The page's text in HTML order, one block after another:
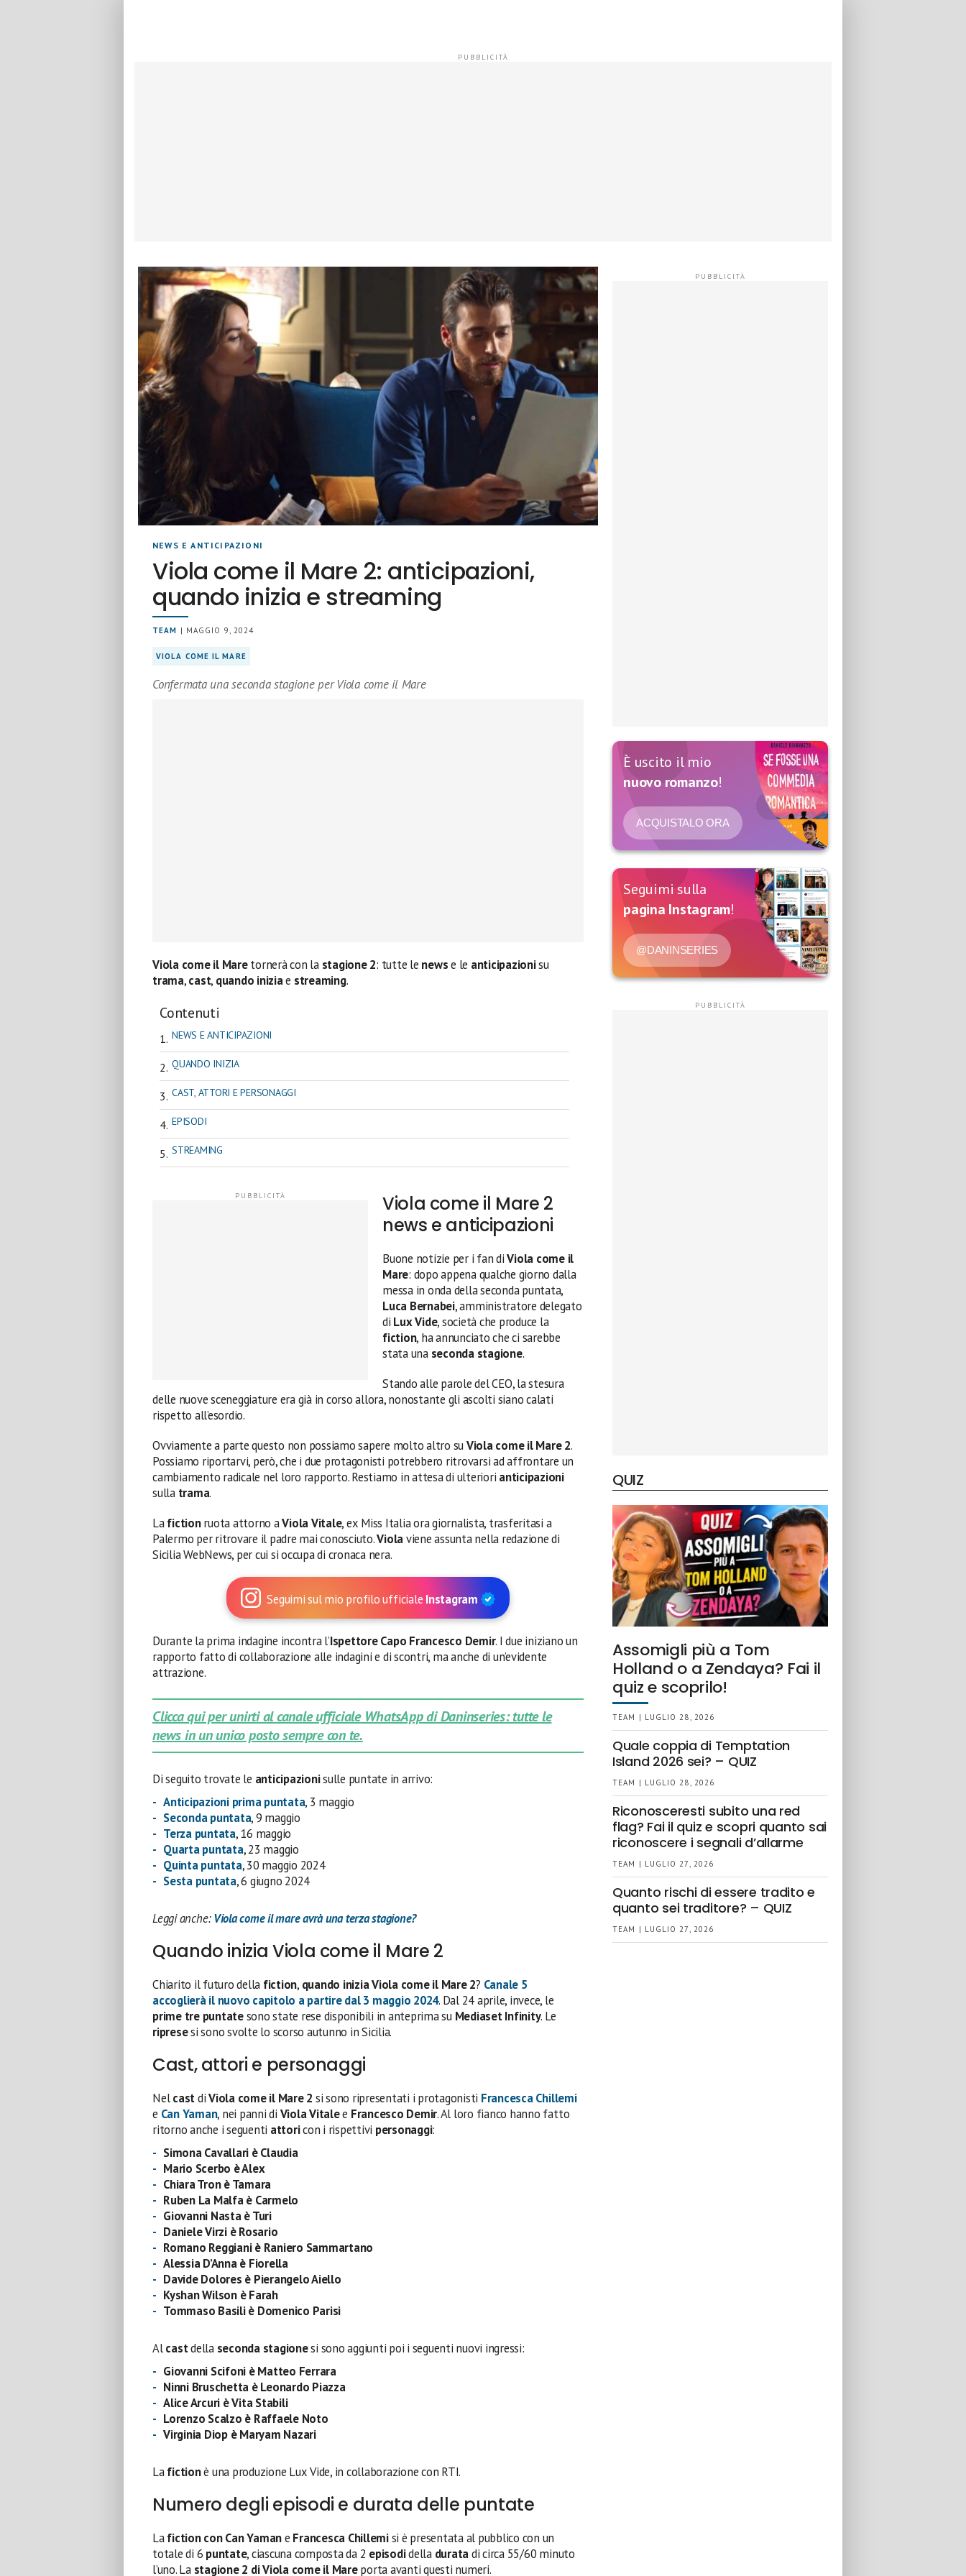
NEWS E ANTICIPAZIONI
Viola come il Mare 2: anticipazioni,
quando inizia e streaming
TEAM | MAGGIO 9, 2024
VIOLA COME IL MARE
Confermata una seconda stagione per Viola come il Mare
Viola come il Maretornerà con lastagione 2: tutte le newse le anticipazionisu
trama,cast, quando iniziae streaming.
Contenuti
NEWS E ANTICIPAZIONI
QUANDO INIZIA
CAST, ATTORI E PERSONAGGI
EPISODI
STREAMING
Viola come il Mare 2
news e anticipazioni
Buone notizie per i fan diViola come il
Mare: dopo appena qualche giorno dalla
messa in onda della seconda puntata,
Luca Bernabei, amministratore delegato
di Lux Vide, società che produce la
fiction, ha annunciato che ci sarebbe
stata una seconda stagione.
Stando alle parole del CEO, la stesura
delle nuove sceneggiature era già in corso allora, nonostante gli ascolti siano calati
rispetto all’esordio.
Ovviamente a parte questo non possiamo sapere molto altro suViola come il Mare 2.
Possiamo riportarvi, però, che i due protagonisti potrebbero ritrovarsi ad affrontare un
cambiamento radicale nel loro rapporto. Restiamo in attesa di ulteriori anticipazioni
sulla trama.
Lafictionruota attorno aViola Vitale, ex Miss Italia ora giornalista, trasferitasi a
Palermo per ritrovare il padre mai conosciuto.Violaviene assunta nella redazione di
Sicilia WebNews, per cui si occupa di cronaca nera.
Seguimi sul mio profilo ufficiale Instagram
Durante la prima indagine incontra l’Ispettore Capo Francesco Demir. I due iniziano un
rapporto fatto di collaborazione alle indagini e di scontri, ma anche di un’evidente
attrazione.
Clicca qui per unirti al canale ufficiale WhatsApp di Daninseries: tutte le
news in un unico posto sempre con te.
Di seguito trovate le anticipazionisulle puntate in arrivo:
Anticipazioni prima puntata, 3 maggio
Seconda puntata, 9 maggio
Terza puntata, 16 maggio
Quarta puntata, 23 maggio
Quinta puntata, 30 maggio 2024
Sesta puntata, 6 giugno 2024
Leggi anche:Viola come il mare avrà una terza stagione?
Quando inizia Viola come il Mare 2
Chiarito il futuro della fiction, quando inizia Viola come il Mare 2? Canale 5
accoglierà il nuovo capitolo a partire dal3 maggio 2024. Dal 24 aprile, invece, le
prime tre puntatesono state rese disponibili in anteprima su Mediaset Infinity. Le
ripresesi sono svolte lo scorso autunno in Sicilia.
Cast, attori e personaggi
NelcastdiViola come il Mare 2 si sono ripresentati i protagonisti Francesca Chillemi
e Can Yaman, nei panni di Viola Vitalee Francesco Demir. Al loro fianco hanno fatto
ritorno anche i seguenti attoricon i rispettivi personaggi:
Simona Cavallari è Claudia
Mario Scerbo è Alex
Chiara Tron è Tamara
Ruben La Malfa è Carmelo
Giovanni Nasta è Turi
Daniele Virzi è Rosario
Romano Reggiani è Raniero Sammartano
Alessia D’Anna è Fiorella
Davide Dolores è Pierangelo Aiello
Kyshan Wilson è Farah
Tommaso Basili è Domenico Parisi
Alcastdella seconda stagionesi sono aggiunti poi i seguenti nuovi ingressi:
Giovanni Scifoni è Matteo Ferrara
Ninni Bruschetta è Leonardo Piazza
Alice Arcuri è Vita Stabili
Lorenzo Scalzo è Raffaele Noto
Virginia Diop è Maryam Nazari
Lafictionè una produzione Lux Vide, in collaborazione con RTI.
Numero degli episodi e durata delle puntate
Lafiction con Can Yamane Francesca Chillemisi è presentata al pubblico con un
totale di 6 puntate, ciascuna composta da 2 episodidella duratadi circa 55/60 minuto
l’uno. La stagione 2 di Viola come il Mareporta avanti questi numeri.
È uscito il mio
nuovo romanzo!
ACQUISTALO ORA
Seguimi sulla
pagina Instagram!
@DANINSERIES
QUIZ
Assomigli più a Tom
Holland o a Zendaya? Fai il
quiz e scoprilo!
TEAM | LUGLIO 28, 2026
Quale coppia di Temptation
Island 2026 sei? – QUIZ
TEAM | LUGLIO 28, 2026
Riconosceresti subito una red
flag? Fai il quiz e scopri quanto sai
riconoscere i segnali d’allarme
TEAM | LUGLIO 27, 2026
Quanto rischi di essere tradito e
quanto sei traditore? – QUIZ
TEAM | LUGLIO 27, 2026